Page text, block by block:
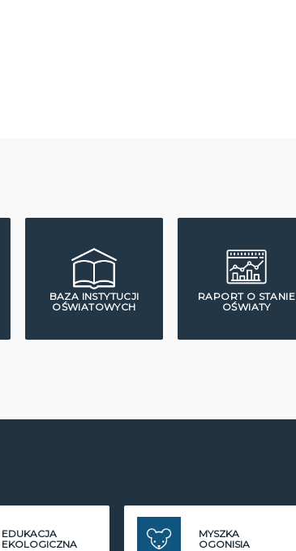
BAZA INSTYTUCJI
OŚWIATOWYCH
RAPORT O STANIE
OŚWIATY
EDUKACJA
EKOLOGICZNA
MYSZKA
OGONISIA